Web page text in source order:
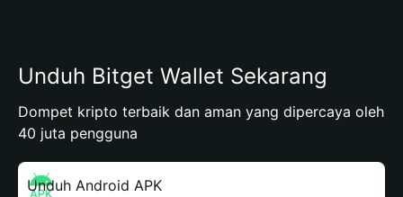
Unduh Bitget Wallet Sekarang
Dompet kripto terbaik dan aman yang dipercaya oleh
40 juta pengguna
Unduh Android APK